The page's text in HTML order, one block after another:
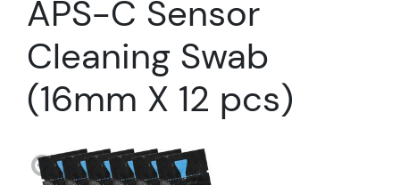
APS-C Sensor
Cleaning Swab
(16mm X 12 pcs)